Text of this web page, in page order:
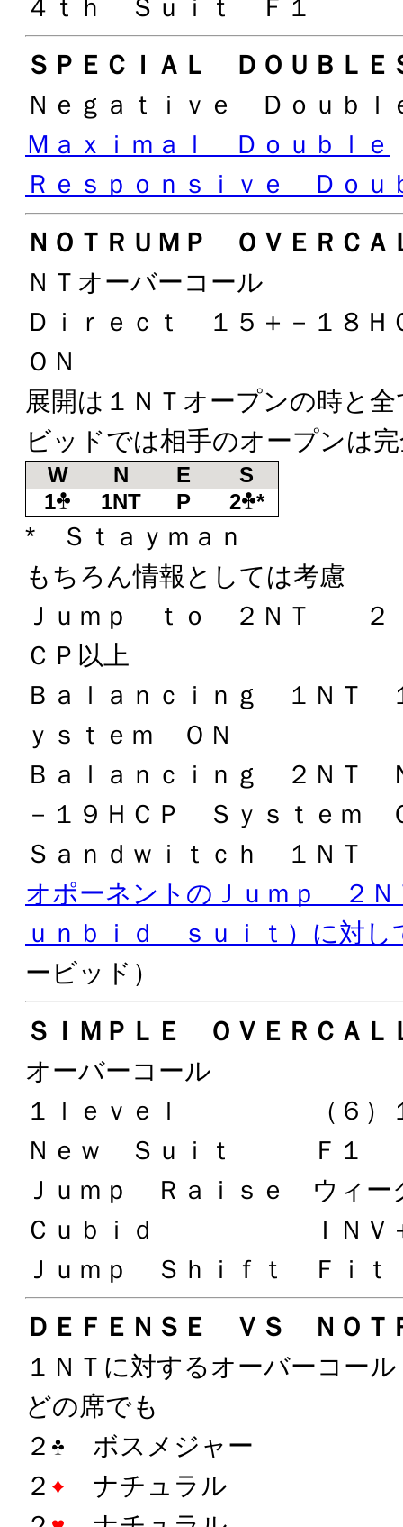
４ｔｈ Ｓｕｉｔ Ｆ１
ＳＰＥＣＩＡＬ ＤＯＵＢＬＥ
Ｎｅｇａｔｉｖｅ Ｄｏｕ
Ｍａｘｉｍａｌ Ｄｏｕｂｌｅ
Ｒｅｓｐｏｎｓｉｖｅ Ｄｏｕ
ＮＯＴＲＵＭＰ ＯＶＥＲＣＡ
ＮＴオーバーコール
Ｄｉｒｅｃｔ １５＋－１８
ＯＮ
展開は１ＮＴオープンの時と
ビッドでは相手のオープンは
W N E
S
1
1NT P 2 *
* Ｓｔａｙｍａｎ
もちろん情報としては考慮
Ｊｕｍｐ ｔｏ ２ＮＴ ２
ＣＰ以上
Ｂａｌａｎｃｉｎｇ １ＮＴ
ｙｓｔｅｍ ＯＮ
Ｂａｌａｎｃｉｎｇ ２ＮＴ
－１９ＨＣＰ Ｓｙｓｔｅｍ
Ｓａｎｄｗｉｔｃｈ １ＮＴ
オポーネントのＪｕｍｐ ２
ｕｎｂｉｄ ｓｕｉｔ）に対し
ービッド）
ＳＩＭＰＬＥ ＯＶＥＲＣＡＬ
オーバーコール
１ｌｅｖｅｌ （６）１
Ｎｅｗ Ｓｕｉｔ Ｆ１
Ｊｕｍｐ Ｒａｉｓｅ ウィー
Ｃｕｂｉｄ ＩＮＶ
Ｊｕｍｐ Ｓｈｉｆｔ Ｆｉ
ＤＥＦＥＮＳＥ ＶＳ ＮＯＴ
１ＮＴに対するオーバーコール
どの席でも
２
ボスメジャー
２
ナチュラル